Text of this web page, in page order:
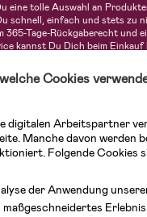
eine tolle Auswahl an
schnell, einfach und stets zu
Tage-Rückgaberecht und
kannst Du Dich beim
Produkte für Mütter
Spielsachen,
von bekannten
LEGO und vielen mehr.
für Kinder & Babys.
Cookies
digitalen Arbeitspartner
Manche davon werden
Folgende Cookies
der Anwendung
maßgeschneidertes